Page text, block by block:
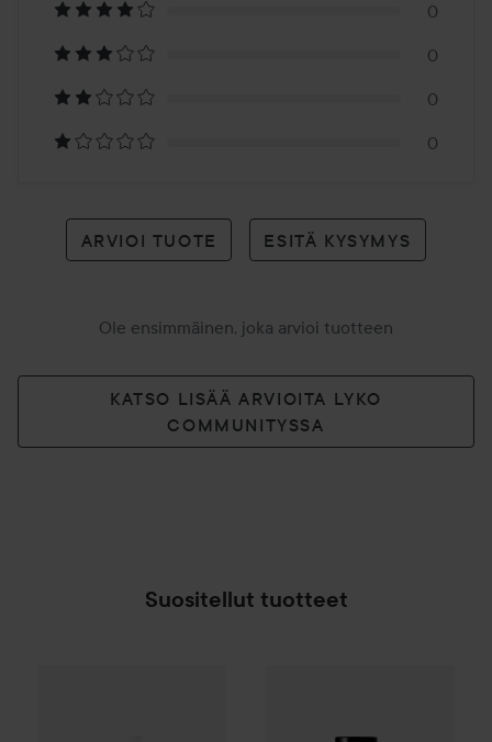
arvioon
0
0
0
0
ARVIOI TUOTE ESITÄ KYSYMYS
Ole ensimmäinen, joka arvioi tuotteen
KATSO LISÄÄ ARVIOITA LYKO
COMMUNITYSSA
Suositellut tuotteet